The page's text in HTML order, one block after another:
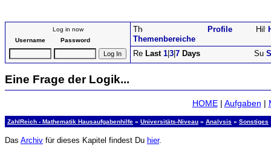
Log in now
Username
Password Themenbereiche
Profile
Last 1 3 7 Days
Eine Frage der Logik...
HOME| Aufgaben |
ZahlReich - Mathematik Hausaufgabenhilfe » Universitäts-Niveau » Analysis » Sonstiges
Das Archiv für dieses Kapitel findest Du hier.